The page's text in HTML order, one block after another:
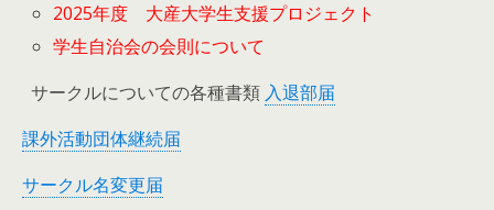
2025年度 大産大学生支援プロジェクト
学生自治会の会則について
サークルについての各種書類 入退部届
課外活動団体継続届
サークル名変更届